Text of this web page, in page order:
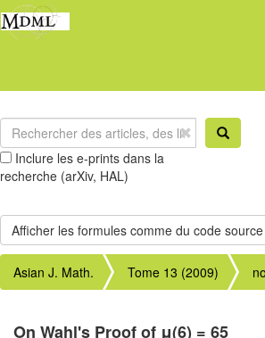
Inclure les e-prints dans la
recherche (arXiv, HAL)
Asian J. Math. Tome 13 (2009)
On Wahl's Proof of μ(6) = 65